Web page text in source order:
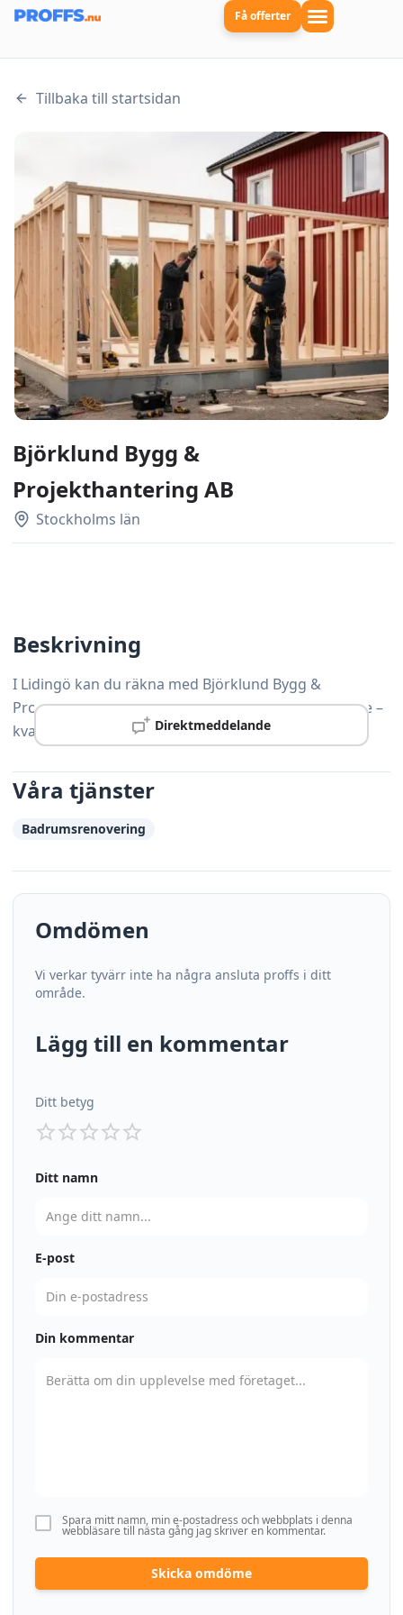
Få offerter
Tillbaka till startsidan
Björklund Bygg &
Projekthantering AB
Stockholms län
Direktmeddelande
Beskrivning
I Lidingö kan du räkna med Björklund Bygg &
Projekthantering AB för professionell snickeriservice –
kvalitet och kundnöjdhet är alltid prioritet.
Våra tjänster
Badrumsrenovering
Omdömen
Vi verkar tyvärr inte ha några ansluta proffs i ditt
område.
Lägg till en kommentar
Ditt betyg
Ditt namn
E-post
Din kommentar
Spara mitt namn, min e-postadress och webbplats i denna
webbläsare till nästa gång jag skriver en kommentar.
Skicka omdöme